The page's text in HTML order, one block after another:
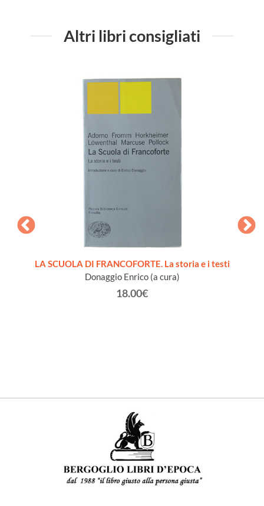
Altri libri consigliati
LA SCUOLA DI FRANCOFORTE. La storia e i testi
Donaggio Enrico (a cura)
18.00€